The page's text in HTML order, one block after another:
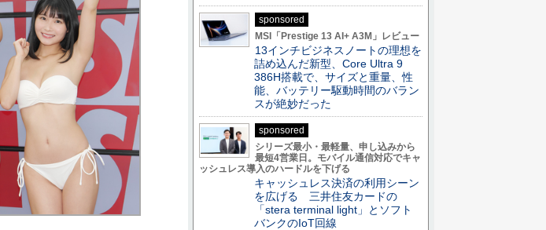
sponsored
MSI「Prestige 13 AI+ A3M」レビュー
13インチビジネスノートの理想を
詰め込んだ新型、Core Ultra 9
386H搭載で、サイズと重量、性
能、バッテリー駆動時間のバラン
スが絶妙だった
sponsored
シリーズ最小・最軽量、申し込みから
最短4営業日。モバイル通信対応でキャ
ッシュレス導入のハードルを下げる
キャッシュレス決済の利用シーン
を広げる 三井住友カードの
「stera terminal light」とソフト
バンクのIoT回線